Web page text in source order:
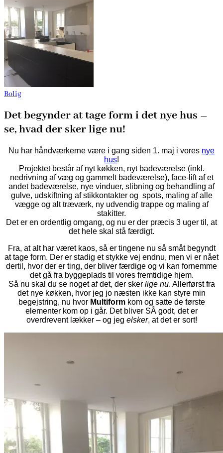
Bolig
Det begynder at tage form i det nye hus –
se, hvad der sker lige nu!
Nu har håndværkerne være i gang siden 1. maj i vores nye
hus!
Projektet består af nyt køkken, nyt badeværelse (inkl.
nedrivning af væg og gammelt badeværelse), face-lift af et
andet badeværelse, nye vinduer, slibning og behandling af
gulve, udskiftning af stikkontakter og spots, maling af alle
vægge og alt træværk, ny udvendig trappe og maling af
stakitter.
Det er en ordentlig omgang, og nu er der præcis 3 uger til, at
det hele skal stå færdigt.
Fra, at alt har været kaos, så er tingene nu så småt begyndt
at tage form. Der er stadig et stykke vej endnu, men vi er nået
dertil, hvor der er ting, der bliver færdige og vi kan fornemme
det gå fra byggeplads til vores fremtidige hjem.
Så nu skal du senoget af det, der sker lige nu. Allerførst fra
det nye køkken, hvor jeg jo næsten ikke kan styre min
begejstring, nu hvor Multiformkom og satte de første
elementer kom op i går. Det bliver SÅ godt, det er
overdrevent lækker – og jeg elsker, at det er sort!